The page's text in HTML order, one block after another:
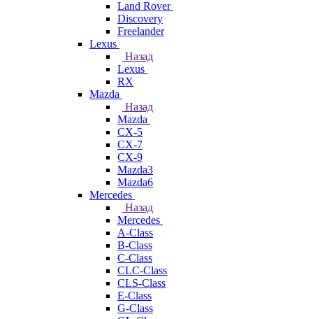
Land Rover
Discovery
Freelander
Lexus
Назад
Lexus
RX
Mazda
Назад
Mazda
CX-5
CX-7
CX-9
Mazda3
Mazda6
Mercedes
Назад
Mercedes
A-Class
B-Class
C-Class
CLC-Class
CLS-Class
E-Class
G-Class